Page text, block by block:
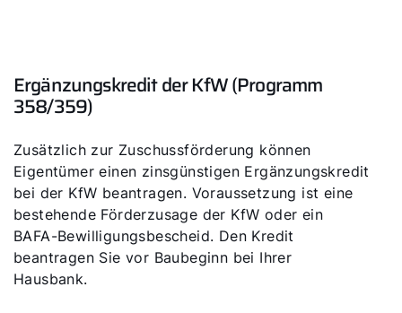
Ergänzungskredit der KfW (Programm
358/359)
Zusätzlich zur Zuschussförderung können
Eigentümer einen zinsgünstigen Ergänzungskredit
bei der KfW beantragen. Voraussetzung ist eine
bestehende Förderzusage der KfW oder ein
BAFA-Bewilligungsbescheid. Den Kredit
beantragen Sie vor Baubeginn bei Ihrer
Hausbank.